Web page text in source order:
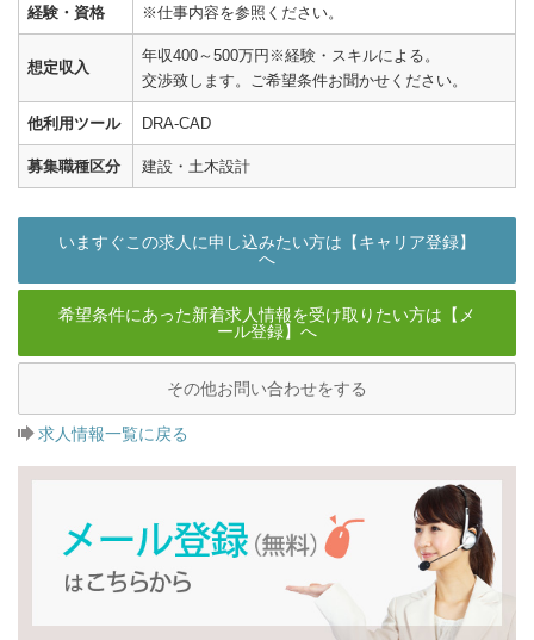
経験・資格 ※仕事内容を参照ください。
想定収入
年収400～500万円※経験・スキルによる。
交渉致します。ご希望条件お聞かせください。
他利用ツール DRA-CAD
募集職種区分 建設・土木設計
いますぐこの求人に申し込みたい方は【キャリア登録】
へ
希望条件にあった新着求人情報を受け取りたい方は【メ
ール登録】へ
その他お問い合わせをする
求人情報一覧に戻る